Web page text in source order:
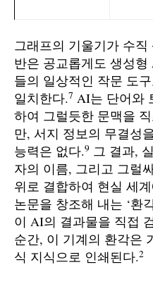
그래프의 기울기가 수직
반은 공교롭게도 생성
들의 일상적인 작문 도
일치한다.7 AI는 단어와
하여 그럴듯한 문맥을
만, 서지 정보의 무결성
능력은 없다.9 그 결과,
자의 이름, 그리고 그럴
위로 결합하여 현실 세
논문을 창조해 내는 ‘환
이 AI의 결과물을 직접
순간, 이 기계의 환각은
식 지식으로 인쇄된다.2